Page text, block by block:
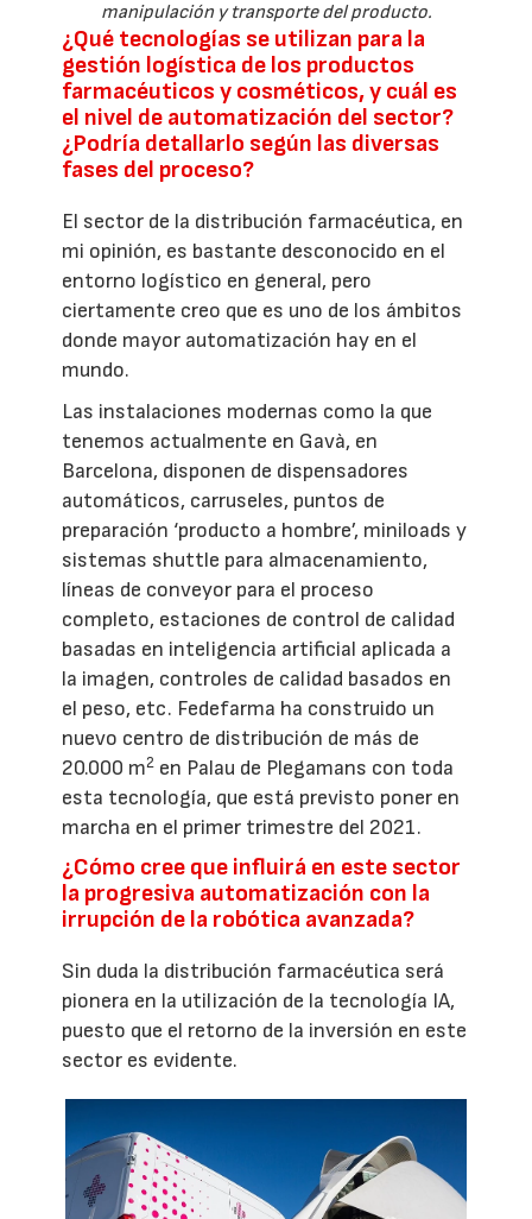
manipulación y transporte del producto.
¿Qué tecnologías se utilizan para la
gestión logística de los productos
farmacéuticos y cosméticos, y cuál es
el nivel de automatización del sector?
¿Podría detallarlo según las diversas
fases del proceso?
El sector de la distribución farmacéutica, en
mi opinión, es bastante desconocido en el
entorno logístico en general, pero
ciertamente creo que es uno de los ámbitos
donde mayor automatización hay en el
mundo.
Las instalaciones modernas como la que
tenemos actualmente en Gavà, en
Barcelona, disponen de dispensadores
automáticos, carruseles, puntos de
preparación ‘producto a hombre’, miniloads y
sistemas shuttle para almacenamiento,
líneas de conveyor para el proceso
completo, estaciones de control de calidad
basadas en inteligencia artificial aplicada a
la imagen, controles de calidad basados en
el peso, etc. Fedefarma ha construido un
nuevo centro de distribución de más de
20.000 m2 en Palau de Plegamans con toda
esta tecnología, que está previsto poner en
marcha en el primer trimestre del 2021.
¿Cómo cree que influirá en este sector
la progresiva automatización con la
irrupción de la robótica avanzada?
Sin duda la distribución farmacéutica será
pionera en la utilización de la tecnología IA,
puesto que el retorno de la inversión en este
sector es evidente.